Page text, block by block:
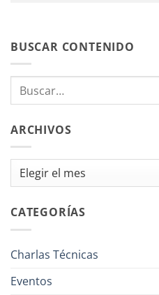
BUSCAR CONTENIDO
ARCHIVOS
Archivos
CATEGORÍAS
Charlas Técnicas
Eventos